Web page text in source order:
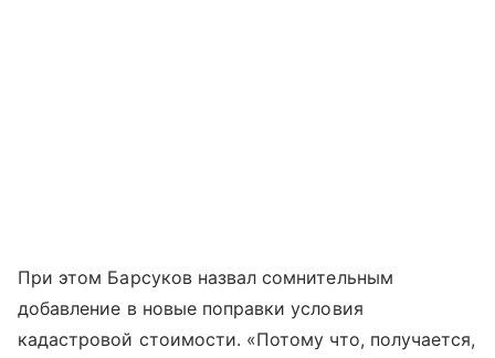
При этом Барсуков назвал сомнительным
добавление в новые поправки условия
кадастровой стоимости. «Потому что, получается,